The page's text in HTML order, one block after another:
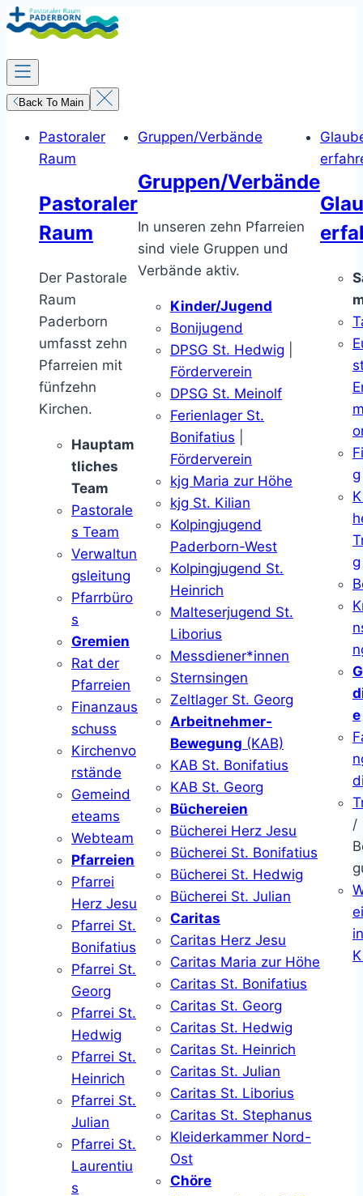
Zum
Inhalt
springen
Back To Main
Pastoraler
Raum
Pastoraler
Raum
Der Pastorale
Raum
Paderborn
umfasst zehn
Pfarreien mit
fünfzehn
Kirchen.
Hauptam
tliches
Team
Pastorale
s Team
Verwaltun
gsleitung
Pfarrbüro
s
Gremien
Rat der
Pfarreien
Finanzaus
schuss
Kirchenvo
rstände
Gemeind
eteams
Webteam
Pfarreien
Pfarrei
Herz Jesu
Pfarrei St.
Bonifatius
Pfarrei St.
Georg
Pfarrei St.
Hedwig
Pfarrei St.
Heinrich
Pfarrei St.
Julian
Pfarrei St.
Laurentiu
s
Gruppen/Verbände
Gruppen/Verbände
In unseren zehn Pfarreien
sind viele Gruppen und
Verbände aktiv.
Kinder/Jugend
Bonijugend
DPSG St. Hedwig
Förderverein
DPSG St. Meinolf
Ferienlager St.
Bonifatius
Förderverein
kjg Maria zur Höhe
kjg St. Kilian
Kolpingjugend
Paderborn-West
Kolpingjugend St.
Heinrich
Malteserjugend St.
Liborius
Messdiener*innen
Sternsingen
Zeltlager St. Georg
Arbeitnehmer-
Bewegung (KAB)
KAB St. Bonifatius
KAB St. Georg
Büchereien
Bücherei Herz Jesu
Bücherei St. Bonifatius
Bücherei St. Hedwig
Bücherei St. Julian
Caritas
Caritas Herz Jesu
Caritas Maria zur Höhe
Caritas St. Bonifatius
Caritas St. Georg
Caritas St. Hedwig
Caritas St. Heinrich
Caritas St. Julian
Caritas St. Liborius
Caritas St. Stephanus
Kleiderkammer Nord-
Ost
Chöre
g
g
e
/